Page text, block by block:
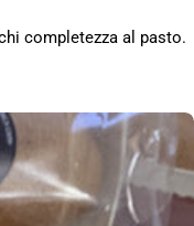
completezza al pasto.